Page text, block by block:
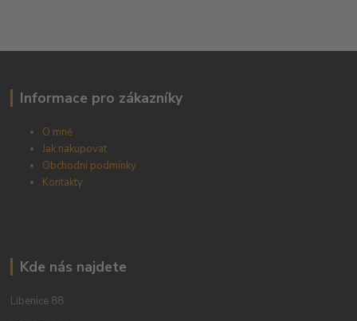
Informace pro zákazníky
O mně
Jak nakupovat
Obchodní podmínky
Kontakty
Kde nás najdete
Libenice 88